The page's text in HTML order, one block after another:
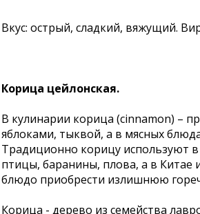
Вкус: острый, сладкий, вяжущий.
Корица цейлонская.
В кулинарии корица (cinnamon) –
яблоками, тыквой, а в мясных
Традиционно корицу используют в
птицы, баранины, плова, а в Китае
блюдо приобрести излишнюю
Корица - дерево из семейства